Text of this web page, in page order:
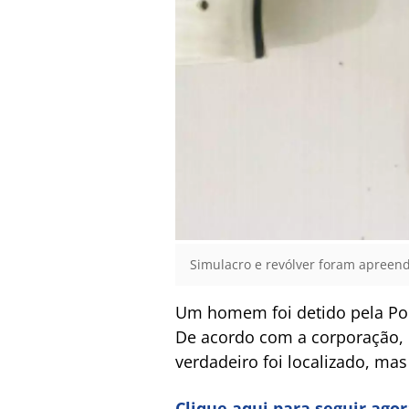
Simulacro e revólver foram
Um homem foi detido pela
De acordo com a
verdadeiro foi localizado,